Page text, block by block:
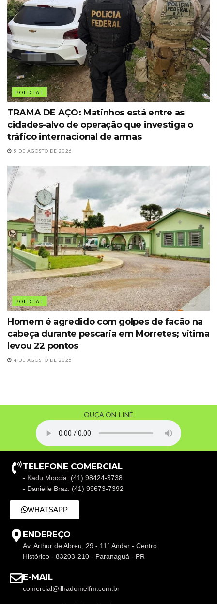
POLICIAL
TRAMA DE AÇO: Matinhos está entre as
cidades-alvo de operação que investiga o
tráfico internacional de armas
5 DE AGOSTO DE 2026
POLICIAL
Homem é agredido com golpes de facão na
cabeça durante pescaria em Morretes; vítima
levou 22 pontos
4 DE AGOSTO DE 2026
OUÇA ON-LINE
TELEFONE COMERCIAL
- Kadu Moccia: (41) 98424-3738
- Danielle Braz: (41) 99673-7392
WHATSAPP
ENDEREÇO
Av. Arthur de Abreu, 29 - 11° Andar - Centro
Histórico - 83203-210 - Paranaguá - PR
E-MAIL
comercial@ilhadomelfm.com.br